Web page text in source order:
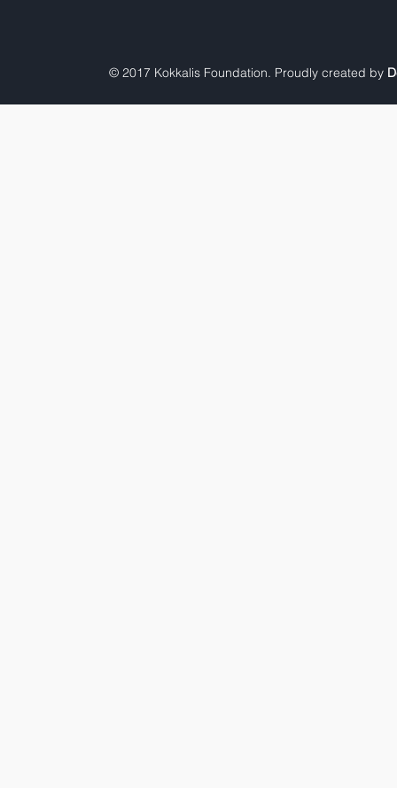
© 2017 Kokkalis Foundation. Proudly created by